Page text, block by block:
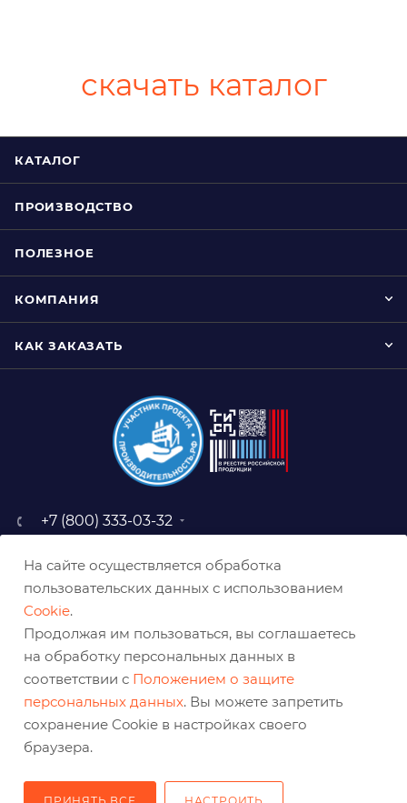
скачать каталог
КАТАЛОГ
ПРОИЗВОДСТВО
ПОЛЕЗНОЕ
КОМПАНИЯ
КАК ЗАКАЗАТЬ
+7 (800) 333-03-32
baz@belabraziv.ru
308009, Россия, г. Белгород,
На сайте осуществляется обработка
пользовательских данных с использованием
Cookie.
Продолжая им пользоваться, вы соглашаетесь
на обработку персональных данных в
соответствии с Положением о защите
персональных данных. Вы можете запретить
сохранение Cookie в настройках своего
браузера.